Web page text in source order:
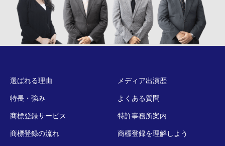
選ばれる理由
特長・強み
商標登録サービス
商標登録の流れ
メディア出演歴
よくある質問
特許事務所案内
商標登録を理解しよう